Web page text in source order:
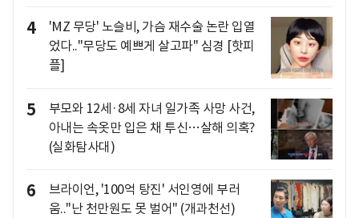
4
'MZ 무당' 노슬비, 가슴 재수술 논란 입열
었다.."무당도 예쁘게 살고파" 심경 [핫피
플]
5
부모와 12세·8세 자녀 일가족 사망 사건,
아내는 속옷만 입은 채 투신…살해 의혹?
(실화탐사대)
6
브라이언, '100억 탕진' 서인영에 부러
움.."난 천만원도 못 벌어" (개과천선)